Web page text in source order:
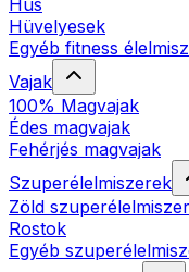
Hús
Hüvelyesek
Egyéb fitness
Vajak
100% Magvajak
Édes magvajak
Fehérjés magvajak
Szuperélelmiszerek
Zöld
Rostok
Egyéb